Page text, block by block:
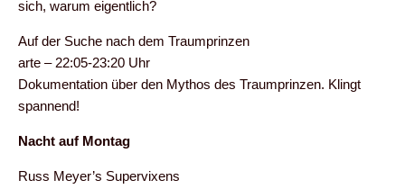
sich, warum eigentlich?
Auf der Suche nach dem Traumprinzen
arte – 22:05-23:20 Uhr
Dokumentation über den Mythos des Traumprinzen. Klingt
spannend!
Nacht auf Montag
Russ Meyer’s Supervixens